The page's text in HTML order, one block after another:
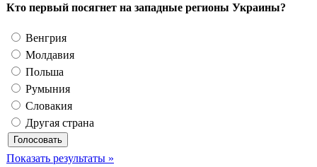
Кто первый посягнет на западные регионы Украины?
Венгрия
Молдавия
Польша
Румыния
Словакия
Другая страна
Показать результаты »